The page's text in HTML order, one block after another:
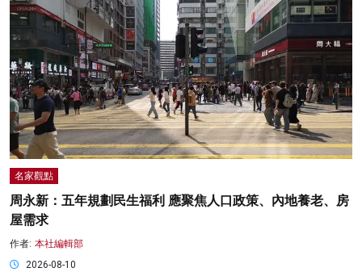
名家觀點
周永新：五年規劃民生福利 應聚焦人口政策、內地養老、房
屋需求
作者: 本社編輯部
2026-08-10